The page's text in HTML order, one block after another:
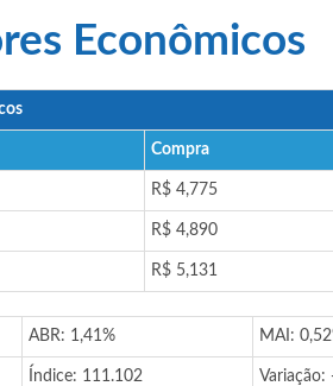
Econômicos
Compra
R$ 4,775
R$ 4,890
R$ 5,131
ABR: 1,41% MAI:
Índice: 111.102 Variação: